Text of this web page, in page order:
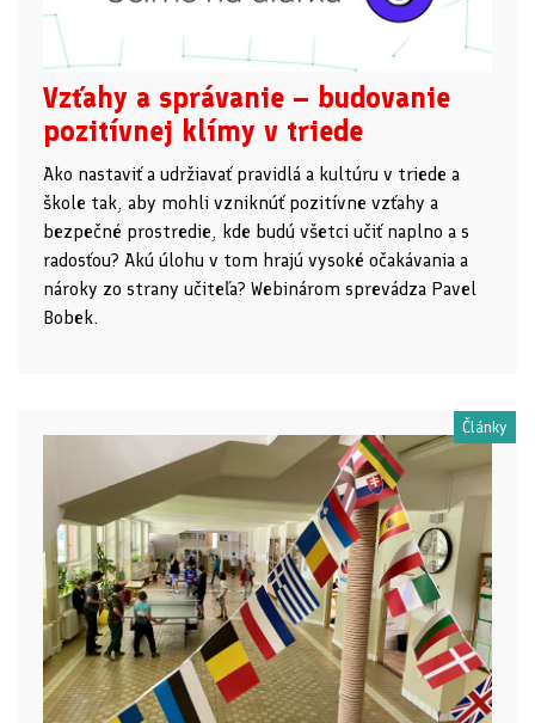
Vzťahy a správanie – budovanie
pozitívnej klímy v triede
Ako nastaviť a udržiavať pravidlá a kultúru v triede a
škole tak, aby mohli vzniknúť pozitívne vzťahy a
bezpečné prostredie, kde budú všetci učiť naplno a s
radosťou? Akú úlohu v tom hrajú vysoké očakávania a
nároky zo strany učiteľa? Webinárom sprevádza Pavel
Bobek.
Články